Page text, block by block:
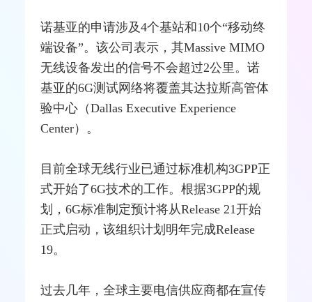
诺基亚的申请涉及4个基站和10个“移动终
端设备”。该公司表示，其MassiveMIMO
无线设备发出的信号不会超过2公里。诺
基亚的6G测试网络将覆盖其达拉斯高管体
验中心（Dallas Executive Experience
Center）。
目前全球无线行业已通过标准机构3GPP正
式开始了6G技术的工作。根据3GPP的规
划，6G标准制定预计将从Release 21开始
正式启动，该组织计划明年完成Release
19。
过去几年，全球主要电信供应商都在宣传